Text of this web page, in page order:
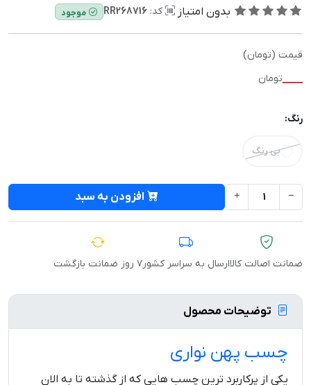
بدون امتیاز
کد: RR268716 موجود
قیمت (تومان)
—تومان
رنگ:
بی رنگ
افزودن به سبد
ضمانت اصالت کالاارسال به سراسر کشور۷ روز ضمانت بازگشت
توضیحات محصول
چسب پهن نواری
یکی از پرکاربرد ترین چسب هایی که از گذشته تا به الان